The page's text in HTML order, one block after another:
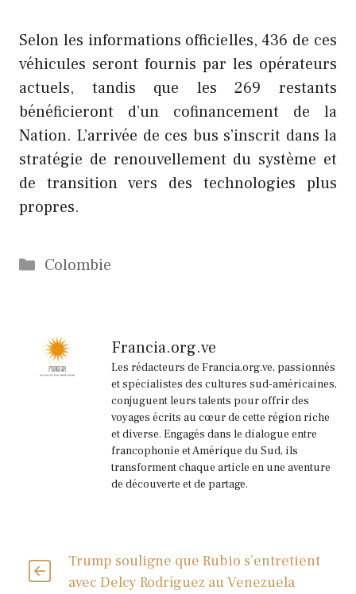
Selon les informations officielles, 436 de ces
véhicules seront fournis par les opérateurs
actuels, tandis que les 269 restants
bénéficieront d’un cofinancement de la
Nation. L’arrivée de ces bus s’inscrit dans la
stratégie de renouvellement du système et
de transition vers des technologies plus
propres.
Catégories
Colombie
Francia.org.ve
Les rédacteurs de Francia.org.ve, passionnés
et spécialistes des cultures sud-américaines,
conjuguent leurs talents pour offrir des
voyages écrits au cœur de cette région riche
et diverse. Engagés dans le dialogue entre
francophonie et Amérique du Sud, ils
transforment chaque article en une aventure
de découverte et de partage.
Trump souligne que Rubio s’entretient
avec Delcy Rodríguez au Venezuela